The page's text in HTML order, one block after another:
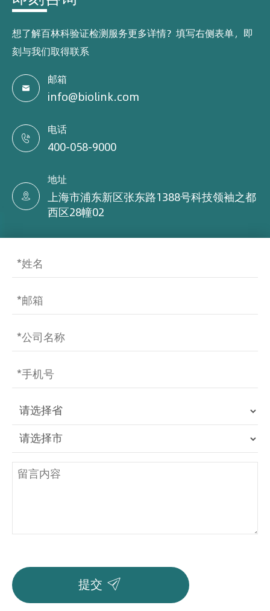
想了解百林科验证检测服务更多详情？填写右侧表单，即
刻与我们取得联系

邮箱
info@biolink.com

电话
400-058-9000

地址
上海市浦东新区张东路1388号科技领袖之都
西区28幢02
提交 